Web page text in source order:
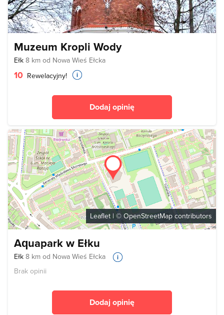
Muzeum Kropli Wody
Ełk 8 km od Nowa Wieś Ełcka
10 Rewelacyjny!
Dodaj opinię
Leaflet | © OpenStreetMap contributors
Aquapark w Ełku
Ełk 8 km od Nowa Wieś Ełcka
Brak opinii
Dodaj opinię